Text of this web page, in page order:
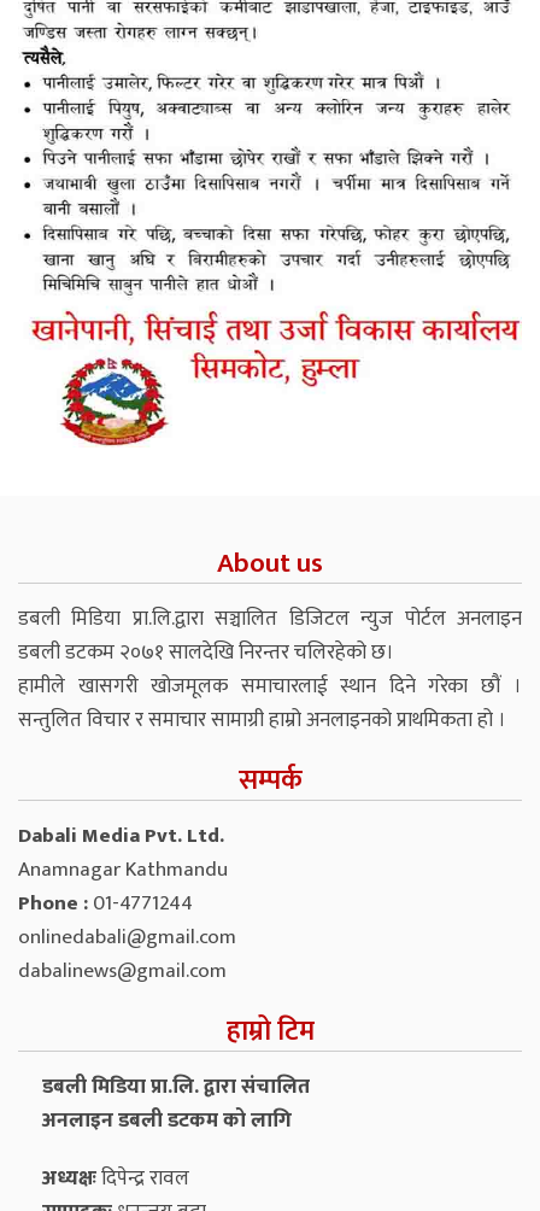
About us
डबली मिडिया प्रा.लि.द्वारा सञ्चालित डिजिटल न्युज पोर्टल अनलाइन
डबली डटकम २०७१ सालदेखि निरन्तर चलिरहेको छ।
हामीले खासगरी खोजमूलक समाचारलाई स्थान दिने गरेका छौं ।
सन्तुलित विचार र समाचार सामाग्री हाम्रो अनलाइनको प्राथमिकता हो ।
सम्पर्क
Dabali Media Pvt. Ltd.
Anamnagar Kathmandu
Phone :01-4771244
onlinedabali@gmail.com
dabalinews@gmail.com
हाम्रो टिम
डबली मिडिया प्रा.लि. द्वारा संचालित
अनलाइन डबली डटकम को लागि
अध्यक्षःदिपेन्द्र रावल